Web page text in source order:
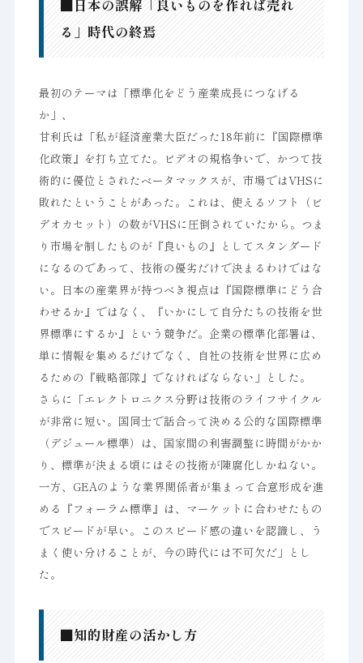
■日本の誤解「良いものを作れば売れ
る」時代の終焉
最初のテーマは「標準化をどう産業成長につなげる
か」、
甘利氏は「私が経済産業大臣だった18年前に『国際標準
化政策』を打ち立てた。ビデオの規格争いで、かつて技
術的に優位とされたベータマックスが、市場ではVHSに
敗れたということがあった。これは、使えるソフト（ビ
デオカセット）の数がVHSに圧倒されていたから。つま
り市場を制したものが『良いもの』としてスタンダード
になるのであって、技術の優劣だけで決まるわけではな
い。日本の産業界が持つべき視点は『国際標準にどう合
わせるか』ではなく、『いかにして自分たちの技術を世
界標準にするか』という競争だ。企業の標準化部署は、
単に情報を集めるだけでなく、自社の技術を世界に広め
るための『戦略部隊』でなければならない」とした。
さらに「エレクトロニクス分野は技術のライフサイクル
が非常に短い。国同士で話合って決める公的な国際標準
（デジュール標準）は、国家間の利害調整に時間がかか
り、標準が決まる頃にはその技術が陳腐化しかねない。
一方、GEAのような業界関係者が集まって合意形成を進
める『フォーラム標準』は、マーケットに合わせたもの
でスピードが早い。このスピード感の違いを認識し、う
まく使い分けることが、今の時代には不可欠だ」とし
た。
■知的財産の活かし方